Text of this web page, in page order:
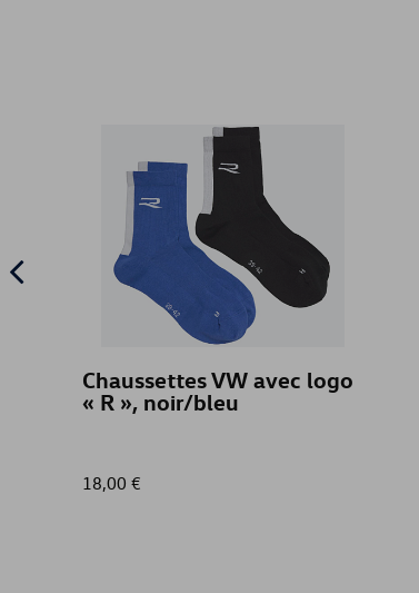
Chaussettes VW avec logo
« R », noir/bleu
18,00 €